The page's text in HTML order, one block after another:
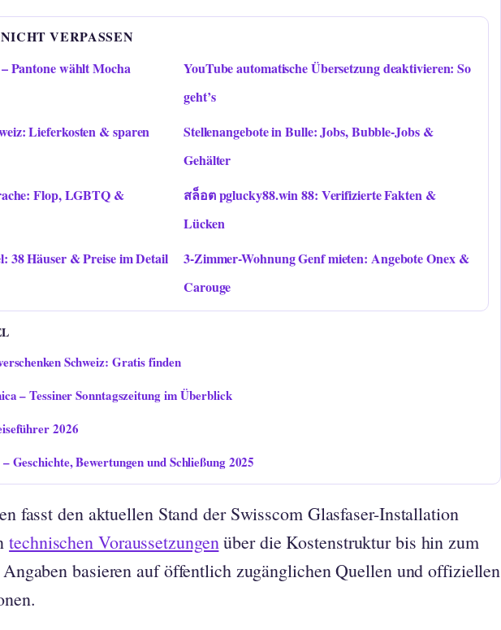
VERPASSEN
Pantone wählt Mocha
YouTube automatische Übersetzung deaktivieren: So
geht’s
Lieferkosten & sparen
Stellenangebote in Bulle: Jobs, Bubble-Jobs &
Gehälter
Flop, LGBTQ &
สล็อต pglucky88.win 88: Verifizierte Fakten &
Lücken
38 Häuser & Preise im Detail
3-Zimmer-Wohnung Genf mieten: Angebote Onex &
Carouge
Schweiz: Gratis finden
– Tessiner Sonntagszeitung im Überblick
2026
Geschichte, Bewertungen und Schließung 2025
fasst den aktuellen Stand der Swisscom Glasfaser-Installation
technischen Voraussetzungenüber die Kostenstruktur bis hin zum
basieren auf öffentlich zugänglichen Quellen und offiziellen